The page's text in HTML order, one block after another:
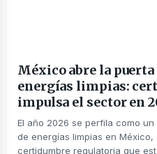
México abre la
energías limpias:
impulsa el sector en
El año 2026 se perfila como
de energías limpias en
certidumbre regulatoria que